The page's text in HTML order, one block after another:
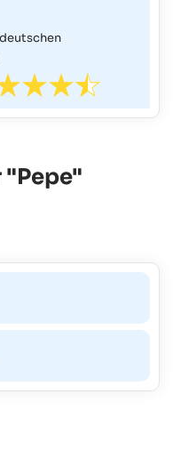
"Pepe"
nicht